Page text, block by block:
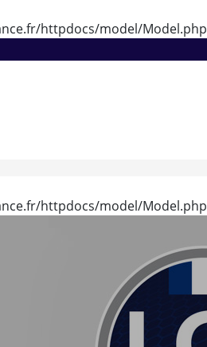
httpdocs/model/Model.php
httpdocs/model/Model.php